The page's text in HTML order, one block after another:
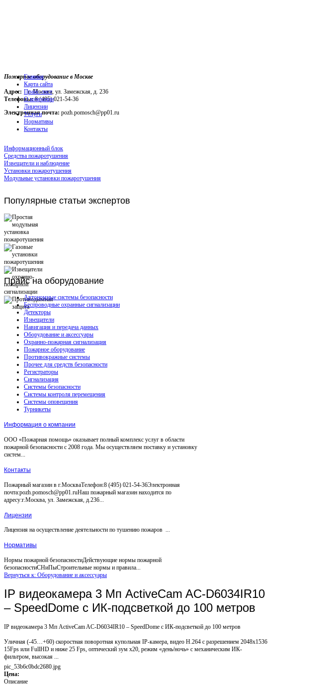
Пожарное оборудование в Москве
Адрес: г. Москва, ул. Замежская, д. 236
Телефоны:8 (495) 021-54-36
Электронная почта: pozh.pomosch@pp01.ru
Главная
Карта сайта
Прайс-лист
О компании
Лицензии
Услуги
Нормативы
Контакты
Информационный блок
Средства пожаротушения
Извещатели и наблюдение
Установки пожаротушения
Модульные установки пожаротушения
Популярные статьи экспертов
Прайсна оборудование
Автономные системы безопасности
Беспроводные охранные сигнализации
Детекторы
Извещатели
Навигация и передача данных
Оборудование и аксессуары
Охранно-пожарная сигнализация
Пожарное оборудование
Противокражные системы
Прочее для средств безопасности
Регистраторы
Сигнализация
Системы безопасности
Системы контроля перемещения
Системы оповещения
Турникеты
Информация о компании
ООО «Пожарная помощь» оказывает полный комплекс услуг в области
пожарной безопасности с 2008 года. Мы осуществляем поставку и установку
систем...
Контакты
Пожарный магазин в г.МоскваТелефон:8 (495) 021-54-36Электронная
почта:pozh.pomosch@pp01.ruНаш пожарный магазин находится по
адресу:г.Москва, ул. Замежская, д.236...
Лицензии
Лицензия на осуществление деятельности по тушению пожаров ...
Нормативы
Нормы пожарной безопасностиДействующие нормы пожарной
безопасностиСНиПыСтроительные нормы и правила...
Вернуться к: Оборудование и аксессуары
IP видеокамера 3 Mп ActiveCam AC-D6034IR10
– SpeedDome с ИК-подсветкой до 100 метров
IP видеокамера 3 Mп ActiveCam AC-D6034IR10 – SpeedDome с ИК-подсветкой до 100 метров
Уличная (-45…+60) скоростная поворотная купольная IP-камера, видео H.264 с разрешением 2048х1536
15Fps или FullHD и ниже 25 Fps, оптический зум х20, режим «день/ночь» с механическим ИК-
фильтром, высокая ...
pic_53b6c0bdc2680.jpg
Цена:
Описание